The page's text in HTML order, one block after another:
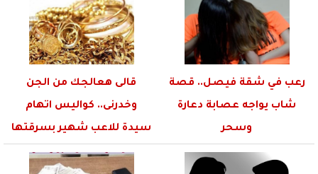
رعب في شقة فيصل.. قصة
شاب يواجه عصابة دعارة
وسحر
قالى هعالجك من الجن
وخدرنى.. كواليس اتهام
سيدة للاعب شهير بسرقتها